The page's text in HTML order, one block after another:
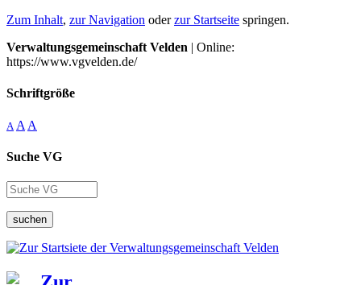
Zum Inhalt, zur Navigation oderzur Startseite springen.
Verwaltungsgemeinschaft Velden | Online:
https://www.vgvelden.de/
Schriftgröße
A A A
Suche VG
suchen